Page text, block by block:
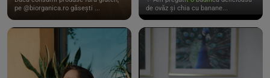
pe @biorganica.ro găsești ...
de ovăz și chia cu banane...